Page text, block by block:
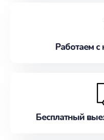
Работаем
Бесплатный